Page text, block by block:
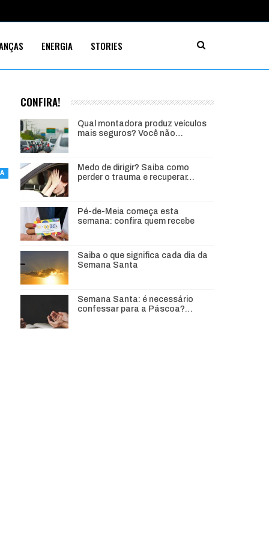
ENERGIA STORIES
CONFIRA!
Qual montadora produz veículos
mais seguros? Você não…
Medo de dirigir? Saiba como
perder o trauma e recuperar…
Pé-de-Meia começa esta
semana: confira quem recebe
Saiba o que significa cada dia da
Semana Santa
Semana Santa: é necessário
confessar para a Páscoa?…